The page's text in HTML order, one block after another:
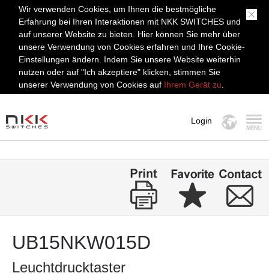
Wir verwenden Cookies, um Ihnen die bestmögliche
Erfahrung bei Ihren Interaktionen mit NKK SWITCHES und
auf unserer Website zu bieten. Hier können Sie mehr über
unsere Verwendung von Cookies erfahren und Ihre Cookie-
Einstellungen ändern. Indem Sie unsere Website weiterhin
nutzen oder auf "Ich akzeptiere" klicken, stimmen Sie
unserer Verwendung von Cookies auf Ihrem Gerät zu
Login
UB15NKW015D
Leuchtdrucktaster